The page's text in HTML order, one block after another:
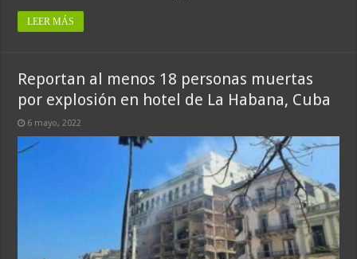
LEER MÁS
Reportan al menos 18 personas muertas
por explosión en hotel de La Habana, Cuba
6 mayo, 2022